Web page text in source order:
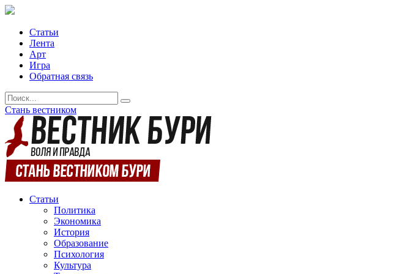
Статьи
Лента
Арт
Игра
Обратная связь
Стань вестником
Статьи
Политика
Экономика
История
Образование
Психология
Культура